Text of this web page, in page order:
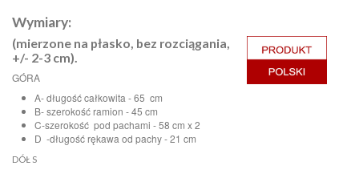
Wymiary:
(mierzone na płasko, bez rozciągania,
+/- 2-3 cm).
GÓRA
A- długość całkowita - 65 cm
B- szerokość ramion - 45 cm
C-szerokość pod pachami - 58 cm x 2
D -długość rękawa od pachy - 21 cm
DÓŁ S